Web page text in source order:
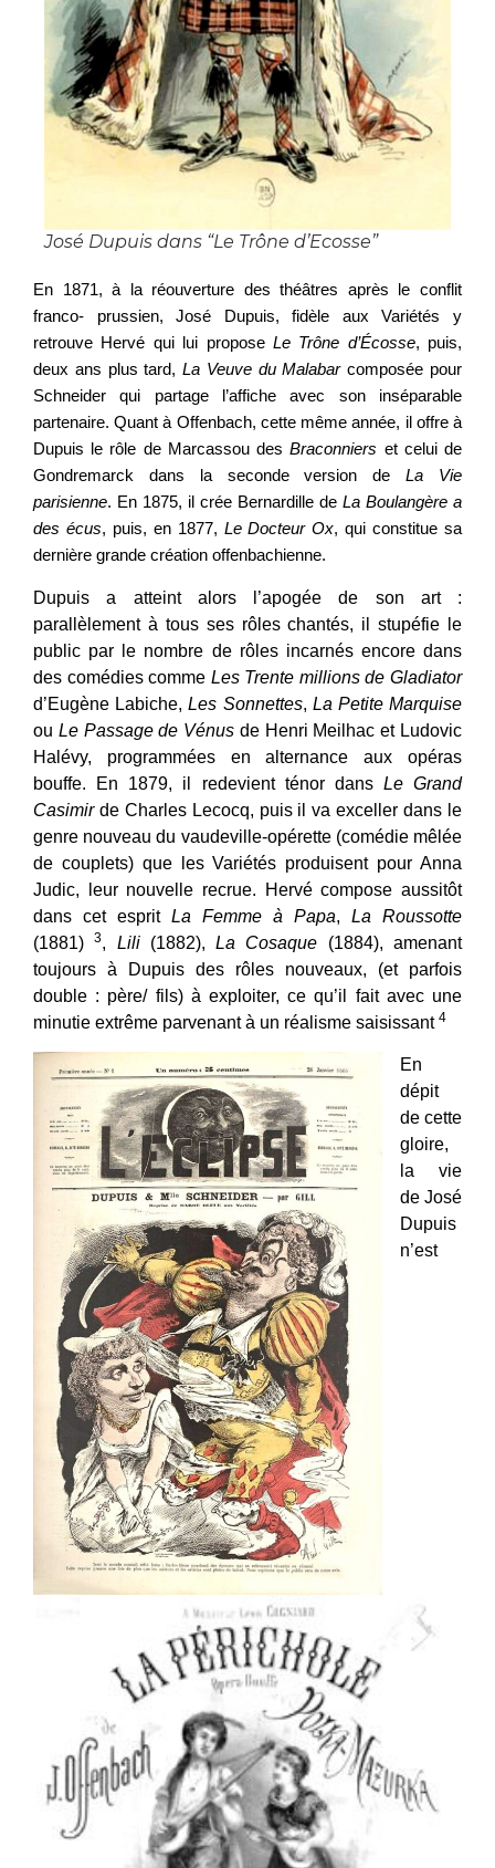
José Dupuis dans “Le Trône d’Ecosse”
En 1871, à la réouverture des théâtres après le conflit
franco- prussien, José Dupuis, fidèle aux Variétés y
retrouve Hervé qui lui propose Le Trône d’Écosse, puis,
deux ans plus tard,La Veuve du Malabarcomposée pour
Schneider qui partage l’affiche avec son inséparable
partenaire. Quant à Offenbach, cette même année, il offre à
Dupuis le rôle de Marcassou desBraconniers et celui de
Gondremarck dans la seconde version deLa Vie
parisienne. En 1875, il crée Bernardille de La Boulangère a
des écus, puis, en 1877, Le Docteur Ox, qui constitue sa
dernière grande création offenbachienne.
Dupuis a atteint alors l’apogée de son art :
parallèlement à tous ses rôles chantés, il stupéfie le
public par le nombre de rôles incarnés encore dans
des comédies comme Les Trente millions de Gladiator
d’Eugène Labiche,Les Sonnettes, La Petite Marquise
ou Le Passage de Vénus de Henri Meilhac et Ludovic
Halévy, programmées en alternance aux opéras
bouffe. En 1879, il redevient ténor dans Le Grand
Casimirde Charles Lecocq, puis il va exceller dans le
genre nouveau du vaudeville-opérette (comédie mêlée
de couplets) que les Variétés produisent pour Anna
Judic, leur nouvelle recrue. Hervé compose aussitôt
dans cet esprit La Femme à Papa, La Roussotte
(1881)3, Lili (1882),La Cosaque (1884), amenant
toujours à Dupuis des rôles nouveaux, (et parfois
double : père/ fils) à exploiter, ce qu’il fait avec une
minutie extrême parvenant à un réalisme saisissant 4
En
dépit
de cette
gloire,
la vie
de José
Dupuis
n’est